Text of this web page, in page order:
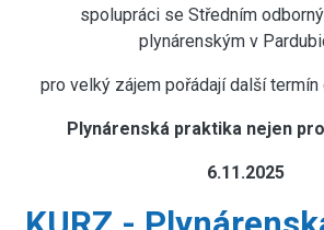
-
Plynárenská
nejen
pro
spolupráci se Středním
plynárenským v
pro velký zájem pořádají další termín
Plynárenská praktika nejen
6.11.2025